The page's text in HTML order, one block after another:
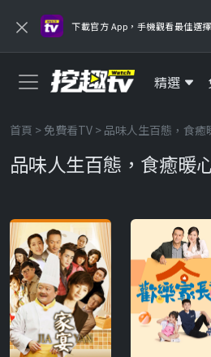
× 下載官方 App，手機觀看最佳選擇
精選
首頁 > 免費看TV > 品味人生百態，食癒
品味人生百態，食癒暖